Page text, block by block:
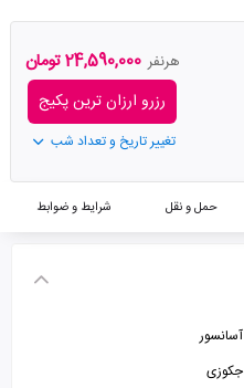
هرنفر 24,590,000 تومان
رزرو ارزان ترین پکیج
تغییر تاریخ و تعداد شب
حمل و نقل شرایط و ضوابط
آسانسور
جکوزی